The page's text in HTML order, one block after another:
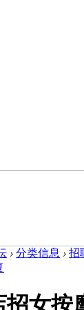
› 分类信息 › 招
女按